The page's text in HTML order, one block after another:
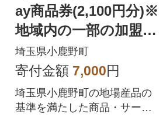
ay商品券(2,100円分)※
地域内の一部の加盟店
のみで利用可
埼玉県小鹿野町
寄付金額 7,000円
埼玉県小鹿野町の地場産品の
基準を満たした商品・サービ